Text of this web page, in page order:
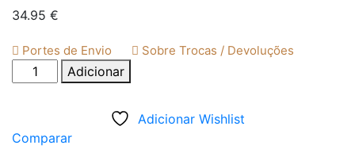
34.95 €
Portes de Envio Sobre Trocas / Devoluções
Quantidade
de
Valentines
Adicionar
Adicionar Wishlist
Comparar